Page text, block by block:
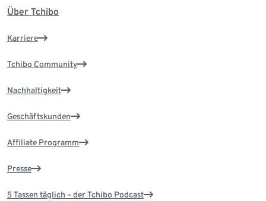
Über Tchibo
Karriere
Tchibo Community
Nachhaltigkeit
Geschäftskunden
Affiliate Programm
Presse
5 Tassen täglich – der Tchibo Podcast